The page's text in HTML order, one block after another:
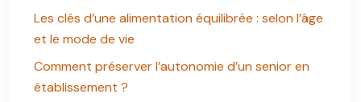
Les clés d’une alimentation équilibrée : selon l’âge
et le mode de vie
Comment préserver l’autonomie d’un senior en
établissement ?